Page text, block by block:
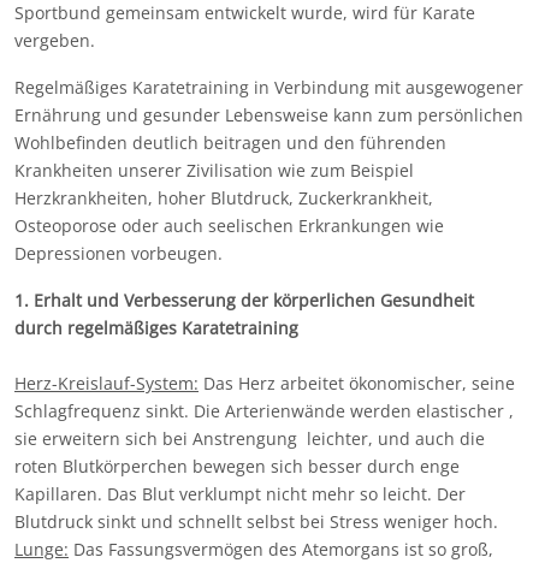
Sportbund gemeinsam entwickelt wurde, wird für Karate
vergeben.
Regelmäßiges Karatetraining in Verbindung mit ausgewogener
Ernährung und gesunder Lebensweise kann zum persönlichen
Wohlbefinden deutlich beitragen und den führenden
Krankheiten unserer Zivilisation wie zum Beispiel
Herzkrankheiten, hoher Blutdruck, Zuckerkrankheit,
Osteoporose oder auch seelischen Erkrankungen wie
Depressionen vorbeugen.
1. Erhalt und Verbesserung der körperlichen Gesundheit
durch regelmäßiges Karatetraining
Herz-Kreislauf-System: Das Herz arbeitet ökonomischer, seine
Schlagfrequenz sinkt. Die Arterienwände werden elastischer ,
sie erweitern sich bei Anstrengung leichter, und auch die
roten Blutkörperchen bewegen sich besser durch enge
Kapillaren. Das Blut verklumpt nicht mehr so leicht. Der
Blutdruck sinkt und schnellt selbst bei Stress weniger hoch.
Lunge: Das Fassungsvermögen des Atemorgans ist so groß,